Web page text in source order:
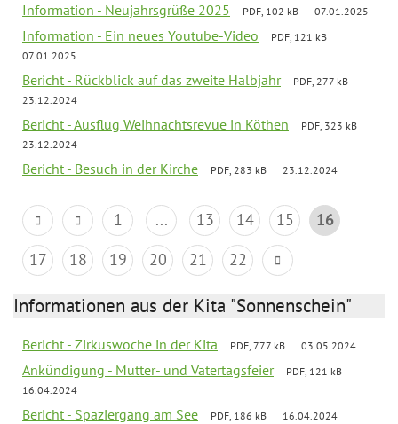
Information - Neujahrsgrüße 2025 PDF, 102 kB 07.01.2025
Information - Ein neues Youtube-Video
PDF, 121 kB
07.01.2025
Bericht - Rückblick auf das zweite Halbjahr
PDF, 277 kB
23.12.2024
Bericht - Ausflug Weihnachtsrevue in Köthen
PDF, 323 kB
23.12.2024
Bericht - Besuch in der Kirche PDF, 283 kB 23.12.2024
1 ... 13 14 15
16
17
18 19 20 21 22
Informationen aus der Kita "Sonnenschein"
Bericht - Zirkuswoche in der Kita PDF, 777 kB 03.05.2024
Ankündigung - Mutter- und Vatertagsfeier
PDF, 121 kB
16.04.2024
Bericht - Spaziergang am See PDF, 186 kB 16.04.2024